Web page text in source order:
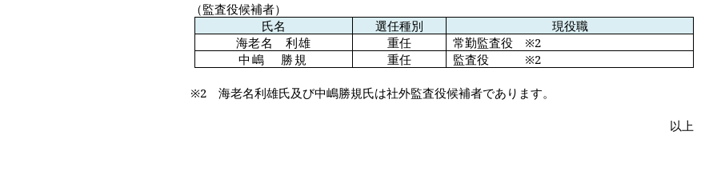
（監査役候補者）
氏名
選任種別
現役職
海老名 利雄
重任 常勤監査役 ※2
中嶋 勝規
重任 監査役 ※2
※2 海老名利雄氏及び中嶋勝規氏は社外監査役候補者であります。
以上